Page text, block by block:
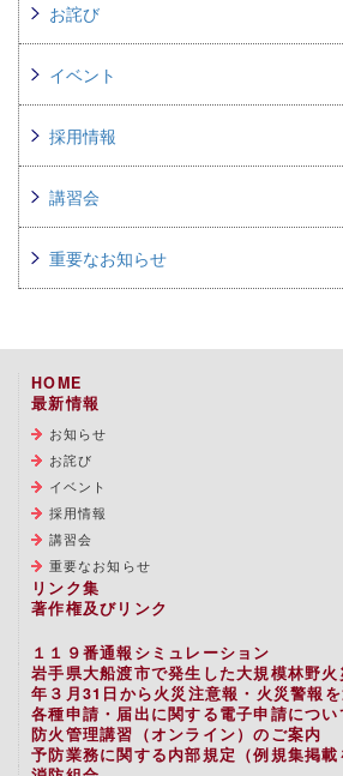
お詫び
イベント
採用情報
講習会
重要なお知らせ
HOME
最新情報
お知らせ
お詫び
イベント
採用情報
講習会
重要なお知らせ
リンク集
著作権及びリンク
１１９番通報シミュレーション
岩手県大船渡市で発生した大規模林野
年３月31日から火災注意報・火災警報を
各種申請・届出に関する電子申請につい
防火管理講習（オンライン）のご案内
予防業務に関する内部規定（例規集掲